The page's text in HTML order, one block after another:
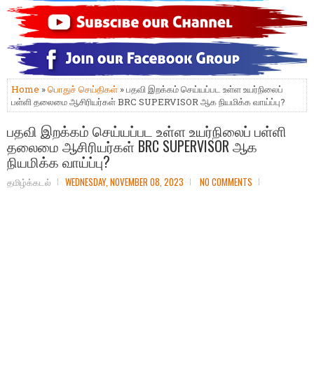
Home »பொதுச் செய்திகள் » பதவி இறக்கம் செய்யப்பட உள்ள உயர்நிலைப்
பள்ளி தலைமை ஆசிரியர்கள் BRC SUPERVISOR ஆக நியமிக்க வாய்ப்பு?
பதவி இறக்கம் செய்யப்பட உள்ள உயர்நிலைப் பள்ளி
தலைமை ஆசிரியர்கள் BRC SUPERVISOR ஆக
நியமிக்க வாய்ப்பு?
தமிழ்க்கடல் WEDNESDAY, NOVEMBER 08, 2023 NO COMMENTS